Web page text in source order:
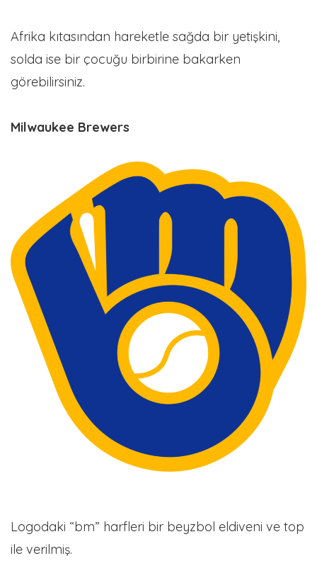
Afrika kıtasından hareketle sağda bir yetişkini,
solda ise bir çocuğu birbirine bakarken
görebilirsiniz.
Milwaukee Brewers
Logodaki “bm” harfleri bir beyzbol eldiveni ve top
ile verilmiş.